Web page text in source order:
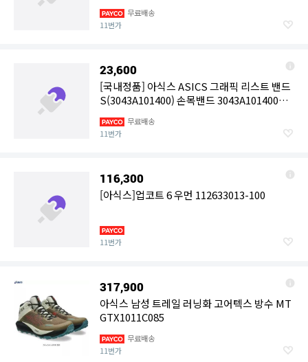
무료배송
11번가
23,600
[국내정품] 아식스 ASICS 그래픽 리스트 밴드
S(3043A101400) 손목밴드 3043A101400
무료배송
11번가
116,300
[아식스]업코트 6 우먼 112633013-100
11번가
317,900
아식스 남성 트레일 러닝화 고어텍스 방수 MT
GTX1011C085
무료배송
11번가